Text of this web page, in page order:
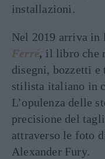
installazioni.
Nel 2019 arriva in
Ferré, il libro che
disegni, bozzetti
stilista italiano in
L’opulenza delle
precisione del
attraverso le foto
Alexander Fury.